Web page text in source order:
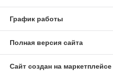
График работы
Полная версия сайта
Сайт создан на маркетплейсе